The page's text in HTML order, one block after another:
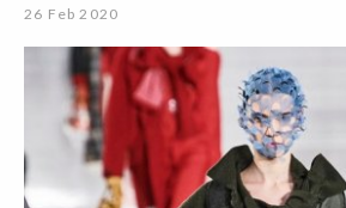
26 Feb 2020